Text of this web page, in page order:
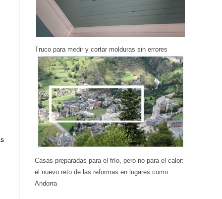
Truco para medir y cortar molduras sin errores
Casas preparadas para el frío, pero no para el calor:
el nuevo reto de las reformas en lugares como
Andorra